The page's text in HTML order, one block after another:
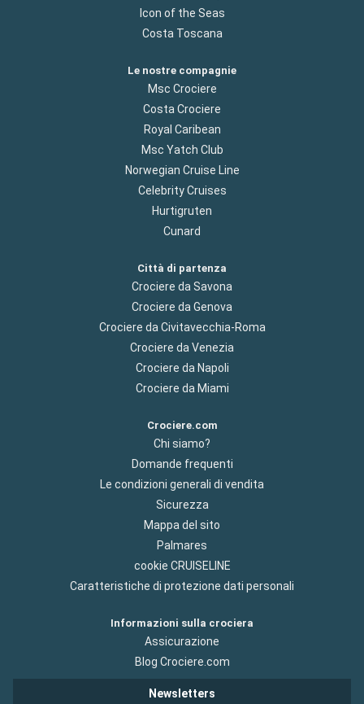
Icon of the Seas
Costa Toscana
Le nostre compagnie
Msc Crociere
Costa Crociere
Royal Caribean
Msc Yatch Club
Norwegian Cruise Line
Celebrity Cruises
Hurtigruten
Cunard
Città di partenza
Crociere da Savona
Crociere da Genova
Crociere da Civitavecchia-Roma
Crociere da Venezia
Crociere da Napoli
Crociere da Miami
Crociere.com
Chi siamo?
Domande frequenti
Le condizioni generali di vendita
Sicurezza
Mappa del sito
Palmares
cookie CRUISELINE
Caratteristiche di protezione dati personali
Informazioni sulla crociera
Assicurazione
Blog Crociere.com
Newsletters